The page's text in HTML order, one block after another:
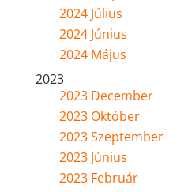
2024 Július
2024 Június
2024 Május
2023
2023 December
2023 Október
2023 Szeptember
2023 Június
2023 Február